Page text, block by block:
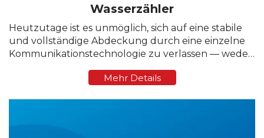
Wasserzähler
Heutzutage ist es unmöglich, sich auf eine stabile
und vollständige Abdeckung durch eine einzelne
Kommunikationstechnologie zu verlassen — weder
stark von Region zu Region und manchmal sogar ...
Mehr Details